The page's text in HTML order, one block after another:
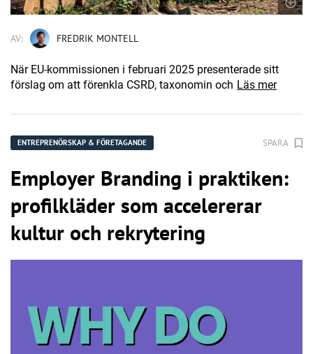
AV: FREDRIK MONTELL
När EU-kommissionen i februari 2025 presenterade sitt
förslag om att förenkla CSRD, taxonomin och Läs mer
ENTREPRENÖRSKAP & FÖRETAGANDE SPARA
Employer Branding i praktiken:
profilkläder som accelererar
kultur och rekrytering